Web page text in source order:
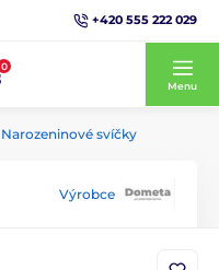
+420 555 222 029
0
Menu
Narozeninové svíčky
Výrobce